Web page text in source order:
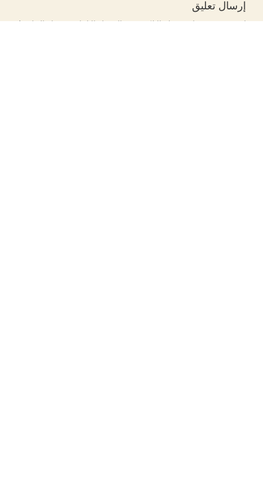
إرسال تعليق
لن يتم نشر عنوان بريدك الإلكتروني. الحقول الإلزامية مشار إليها بـ*